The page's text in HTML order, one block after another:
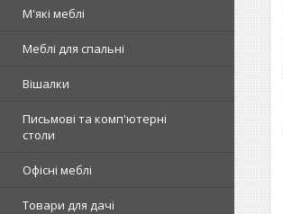
М'які меблі
Меблі для спальні
Вішалки
Письмові та комп'ютерні
столи
Офісні меблі
Товари для дачі